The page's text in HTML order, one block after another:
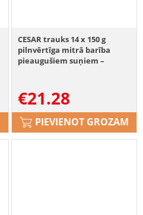
CESAR trauks 14 x 150 g
pilnvērtīga mitrā barība
pieaugušiem suņiem –
€21.28
PIEVIENOT GROZAM